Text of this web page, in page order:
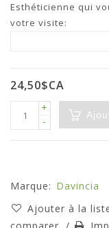
Esthéticienne qui
votre visite:
24,50$CA
+
-
Marque: Davincia
Ajouter à la
comparer
/